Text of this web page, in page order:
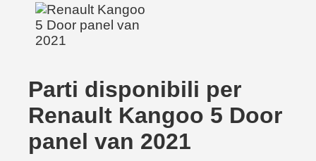
Parti disponibili per
Renault Kangoo 5 Door
panel van 2021